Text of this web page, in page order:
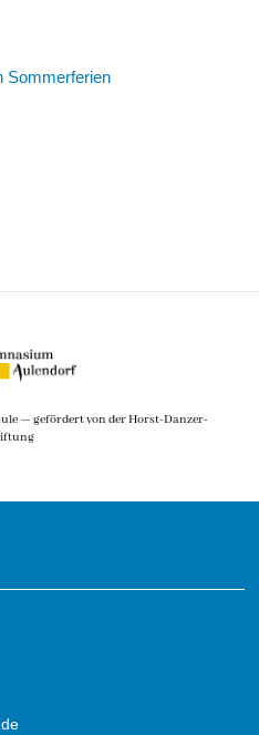
Sommerferien
— gefördert von der Horst-Danzer-